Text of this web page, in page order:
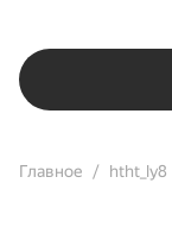
Главное htht_ly8